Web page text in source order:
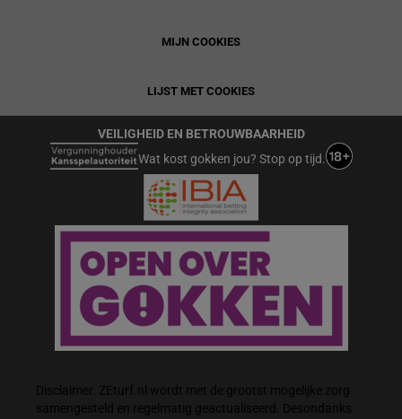
MIJN COOKIES
LIJST MET COOKIES
VEILIGHEID EN BETROUWBAARHEID
Wat kost gokken jou? Stop op tijd.
Disclaimer: ZEturf.nl wordt met de grootst mogelijke zorg
samengesteld en regelmatig geactualiseerd. Desondanks